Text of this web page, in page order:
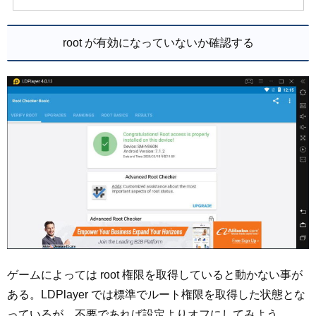
root が有効になっていないか確認する
ゲームによっては root 権限を取得していると動かない事が
ある。LDPlayer では標準でルート権限を取得した状態とな